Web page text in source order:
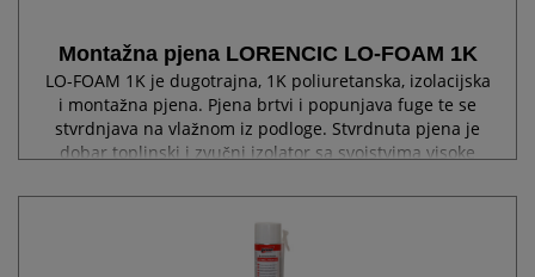
Montažna pjena LORENCIC LO-FOAM 1K
LO-FOAM 1K je dugotrajna, 1K poliuretanska, izolacijska
i montažna pjena. Pjena brtvi i popunjava fuge te se
stvrdnjava na vlažnom iz podloge. Stvrdnuta pjena je
dobar toplinski i zvučni izolator sa svojstvima visoke